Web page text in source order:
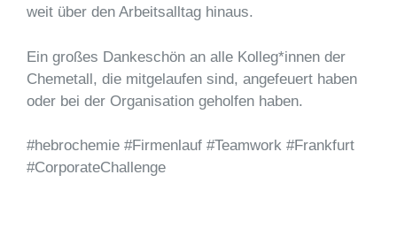
weit über den Arbeitsalltag hinaus.
Ein großes Dankeschön an alle Kolleg*innen der
Chemetall, die mitgelaufen sind, angefeuert haben
oder bei der Organisation geholfen haben.
#hebrochemie #Firmenlauf #Teamwork #Frankfurt
#CorporateChallenge